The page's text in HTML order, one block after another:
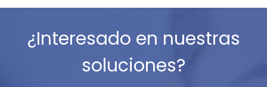
¿Interesado en nuestras
soluciones?